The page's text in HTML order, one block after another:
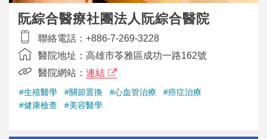
阮綜合醫療社團法人阮綜合醫院
聯絡電話： +886-7-269-3228
醫院地址： 高雄市苓雅區成功一路162號
醫院網站： 連結
#生殖醫學 #關節置換 #心血管治療
#癌症治療
#健康檢查
#美容醫學